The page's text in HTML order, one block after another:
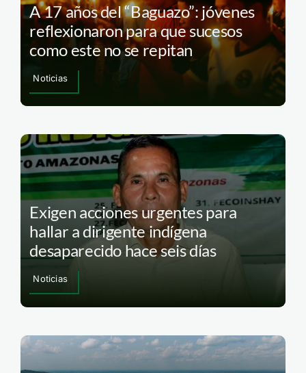
A 17 años del “Baguazo”: jóvenes
reflexionaron para que sucesos
como este no se repitan
Noticias
Exigen acciones urgentes para
hallar a dirigente indígena
desaparecido hace seis días
Noticias